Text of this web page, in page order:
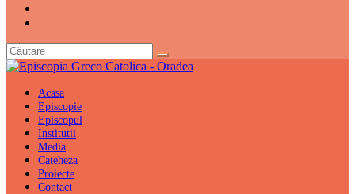
Acasa
Episcopie
Episcopul
Institutii
Media
Cateheza
Proiecte
Contact